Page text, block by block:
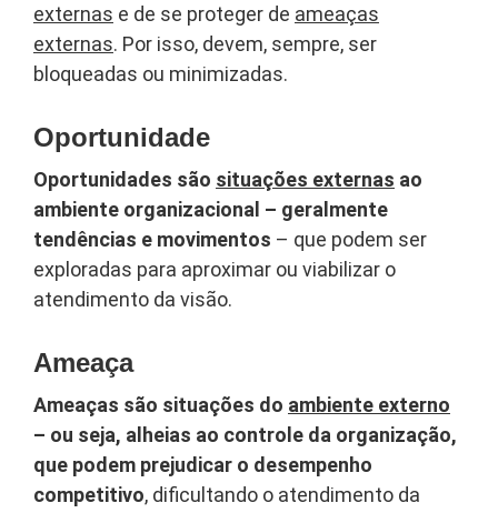
externas e de se proteger de ameaças
externas. Por isso, devem, sempre, ser
bloqueadas ou minimizadas.
Oportunidade
Oportunidades são situações externas ao
ambiente organizacional – geralmente
tendências e movimentos – que podem ser
exploradas para aproximar ou viabilizar o
atendimento da visão.
Ameaça
Ameaças são situações do ambiente externo
– ou seja, alheias ao controle da organização,
que podem prejudicar o desempenho
competitivo, dificultando o atendimento da